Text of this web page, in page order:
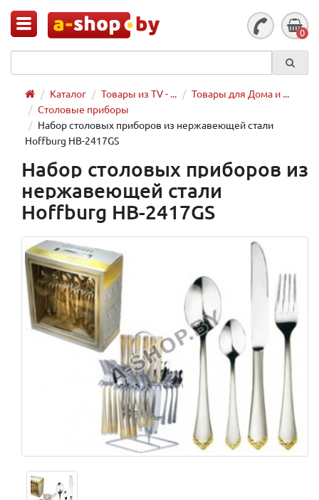
0
Каталог Товары из TV - ...
Товары для Дома и ...
Столовые приборы
Набор столовых приборов из нержавеющей стали
Hoffburg HB-2417GS
Набор столовых приборов из
нержавеющей стали
Hoffburg HB-2417GS